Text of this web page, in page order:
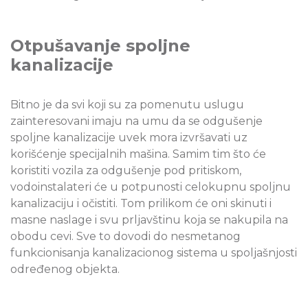
Otpušavanje spoljne
kanalizacije
Bitno je da svi koji su za pomenutu uslugu
zainteresovani imaju na umu da se odgušenje
spoljne kanalizacije uvek mora izvršavati uz
korišćenje specijalnih mašina. Samim tim što će
koristiti vozila za odgušenje pod pritiskom,
vodoinstalateri će u potpunosti celokupnu spoljnu
kanalizaciju i očistiti. Tom prilikom će oni skinuti i
masne naslage i svu prljavštinu koja se nakupila na
obodu cevi. Sve to dovodi do nesmetanog
funkcionisanja kanalizacionog sistema u spoljašnjosti
određenog objekta.